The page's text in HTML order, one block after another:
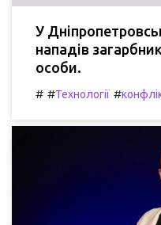
У
нападів
особи.
# #Технології #